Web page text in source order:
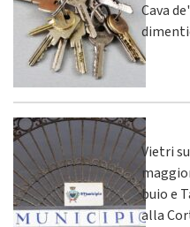
Cava
Vietri
buio e
alla